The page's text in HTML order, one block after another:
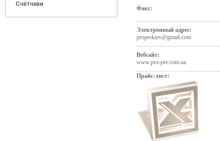
Счётчики
Факс:
Электронный адрес:
proprekiev@gmail.com
Вебсайт:
www.pro-pre.com.ua
Прайс-лист: